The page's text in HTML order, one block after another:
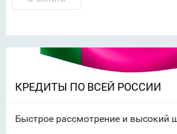
КРЕДИТЫ ПО ВСЕЙ РОССИИ
Быстрое рассмотрение и высокий